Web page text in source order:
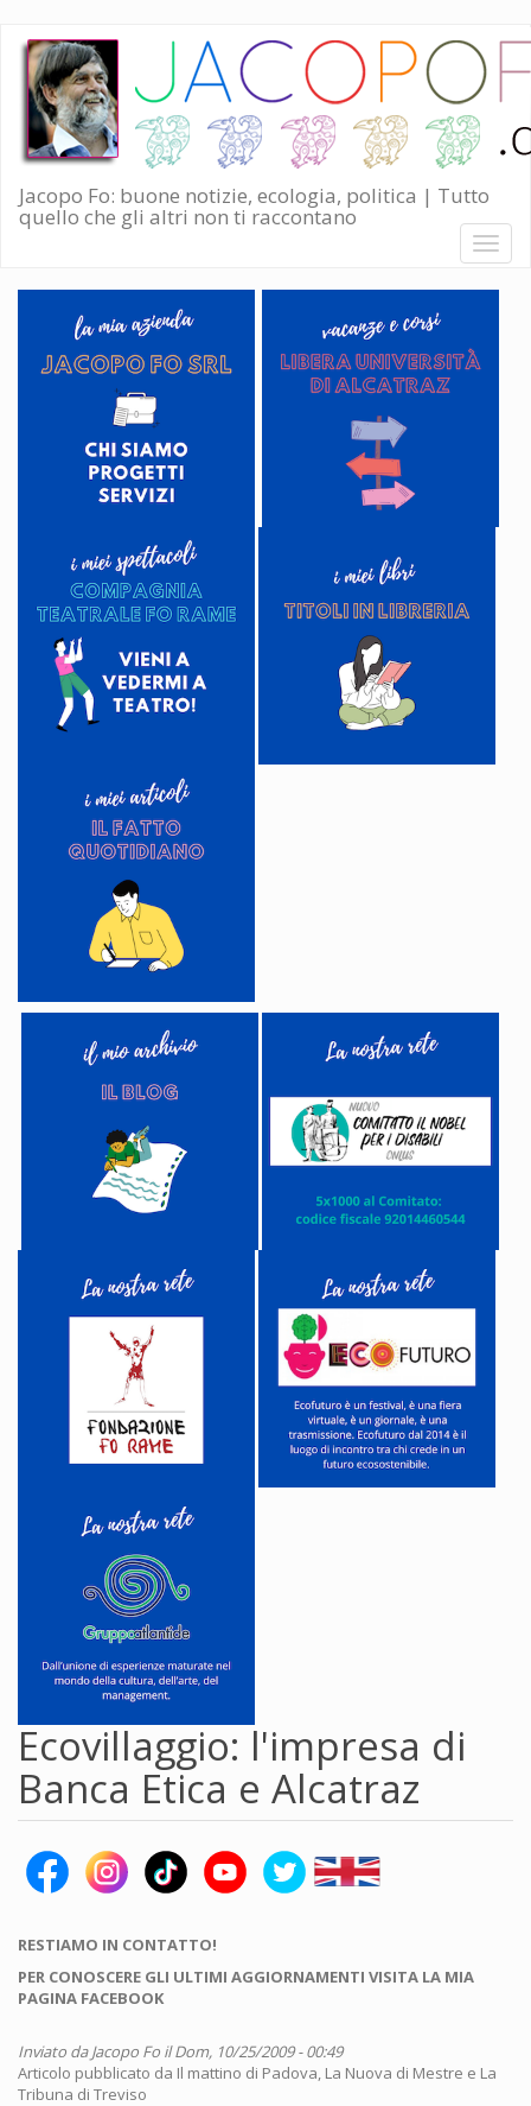
Salta
contenuto
principale
Jacopo Fo: buone notizie, ecologia, politica | Tutto
quello che gli altri non ti raccontano
Toggle
Ecovillaggio: l'impresa di
Banca Etica e Alcatraz
RESTIAMO IN CONTATTO!
PER CONOSCERE GLI ULTIMI AGGIORNAMENTI VISITA LA MIA
PAGINA FACEBOOK
Inviato daJacopo Fo il Dom, 10/25/2009 - 00:49
Articolo pubblicato da Il mattino di Padova, La Nuova di Mestre e La
Tribuna di Treviso